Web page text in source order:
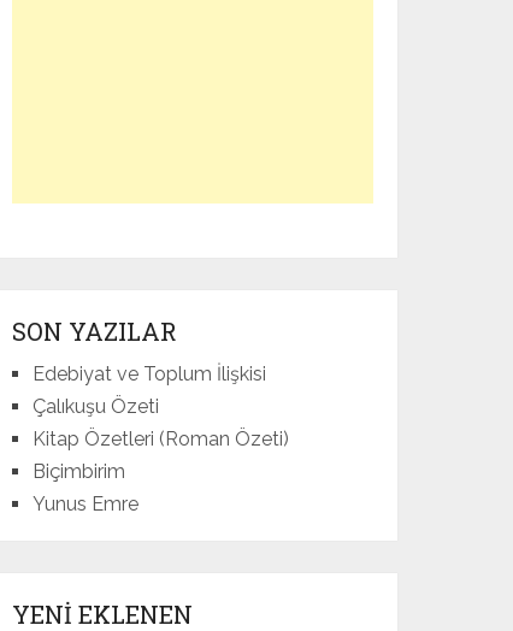
SON YAZILAR
Edebiyat ve Toplum İlişkisi
Çalıkuşu Özeti
Kitap Özetleri (Roman Özeti)
Biçimbirim
Yunus Emre
YENI EKLENEN